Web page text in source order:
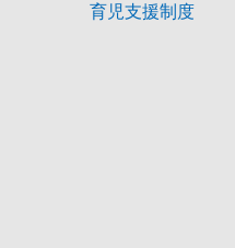
育児支援制度